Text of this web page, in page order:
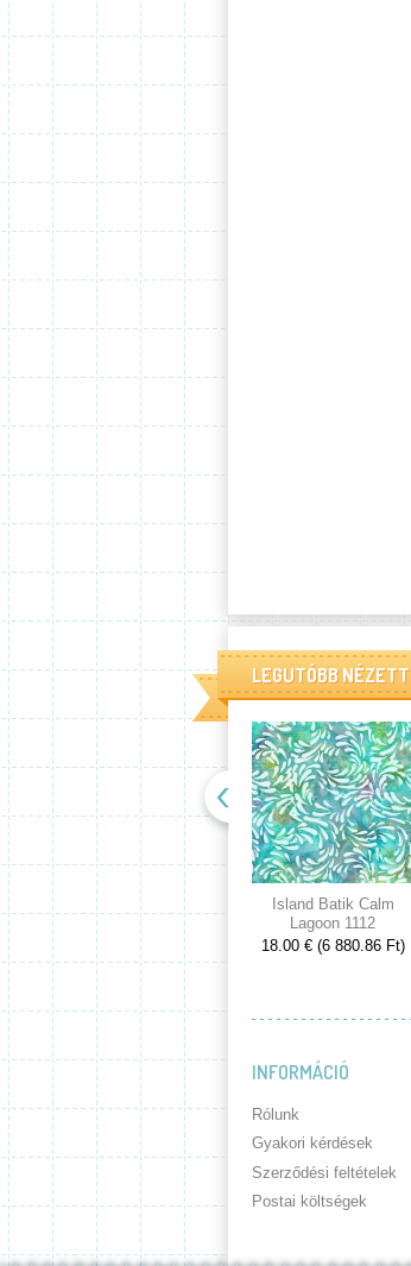
LEGUTÓBB NÉZETT
Island Batik Calm
Lagoon 1112
18.00 € (6 880.86 Ft)
INFORMÁCIÓ
Rólunk
Gyakori kérdések
Szerződési feltételek
Postai költségek